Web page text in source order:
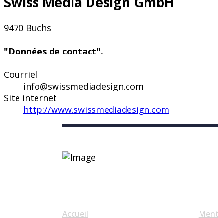
9470 Buchs
"Données de contact".
Courriel
info@swissmediadesign.com
Site internet
http://www.swissmediadesign.com
Accueil